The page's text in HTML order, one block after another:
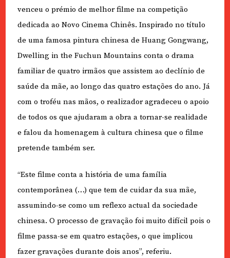
venceu o prémio de melhor filme na competição
dedicada ao Novo Cinema Chinês. Inspirado no título
de uma famosa pintura chinesa de Huang Gongwang,
Dwelling in the Fuchun Mountains conta o drama
familiar de quatro irmãos que assistem ao declínio de
saúde da mãe, ao longo das quatro estações do ano. Já
com o troféu nas mãos, o realizador agradeceu o apoio
de todos os que ajudaram a obra a tornar-se realidade
e falou da homenagem à cultura chinesa que o filme
pretende também ser.
“Este filme conta a história de uma família
contemporânea (…) que tem de cuidar da sua mãe,
assumindo-se como um reflexo actual da sociedade
chinesa. O processo de gravação foi muito difícil pois o
filme passa-se em quatro estações, o que implicou
fazer gravações durante dois anos”, referiu.